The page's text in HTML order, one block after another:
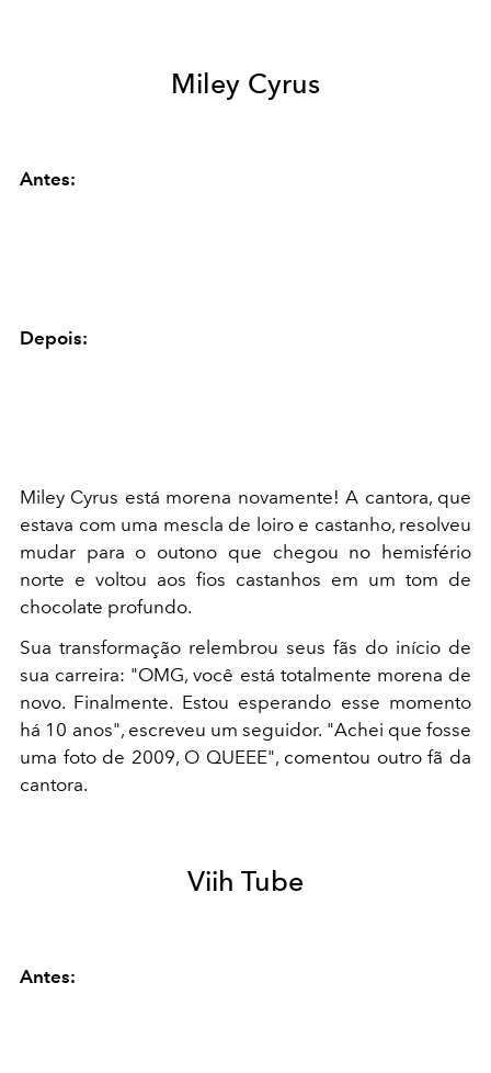
Miley Cyrus
Antes:
Depois:
Miley Cyrus está morena novamente! A cantora, que
estava com uma mescla de loiro e castanho, resolveu
mudar para o outono que chegou no hemisfério
norte e voltou aos fios castanhos em um tom de
chocolate profundo.
Sua transformação relembrou seus fãs do início de
sua carreira: "OMG, você está totalmente morena de
novo. Finalmente. Estou esperando esse momento
há 10 anos", escreveu um seguidor. "Achei que fosse
uma foto de 2009, O QUEEE", comentou outro fã da
cantora.
Viih Tube
Antes: